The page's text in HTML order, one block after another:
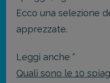
Ecco una selezione
apprezzate.
Leggi anche “
Quali sono le 10